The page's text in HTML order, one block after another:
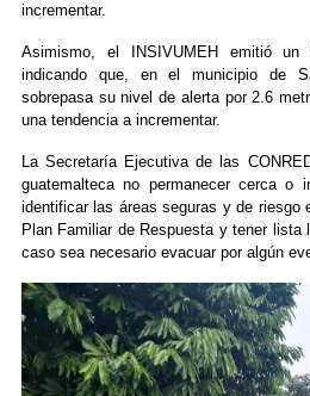
incrementar.
Asimismo, el INSIVUMEH emitió un
indicando que, en el municipio de
sobrepasa su nivel de alerta por 2.6
una tendencia a incrementar.
La Secretaría Ejecutiva de las
guatemalteca no permanecer cerca o
identificar las áreas seguras y de riesgo
Plan Familiar de Respuesta y tener
caso sea necesario evacuar por algún